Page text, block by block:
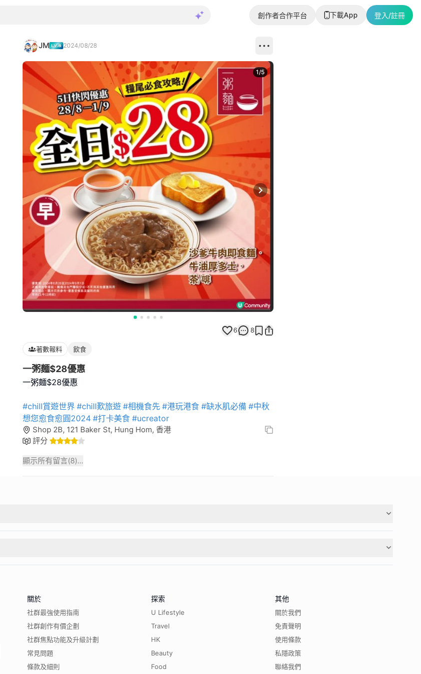
創作者合作平台 下載App 登入/註冊
JM 2024/08/28
Next slide
1/5
6 8
著數報料 飲食
一粥麵$28優惠
一粥麵$28優惠
#chill賞遊世界 #chill歎旅遊 #相機食先 #港玩港食 #缺水肌必備 #中秋
想您愈食愈圓2024 #打卡美食 #ucreator
Shop 2B, 121 Baker St, Hung Hom, 香港
評分
顯示所有留言(8)...
關於
社群最強使用指南
社群創作有價企劃
社群焦點功能及升級計劃
常見問題
條款及細則
探索
U Lifestyle
Travel
HK
Beauty
Food
其他
關於我們
免責聲明
使用條款
私隱政策
聯絡我們